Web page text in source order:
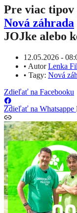
Pre viac
Nová záhrada
JOJke alebo
12.05.2026 -
• AutorLenka
• Tagy: Nová
Zdieľať na Facebooku
Zdieľať na Whatsappe